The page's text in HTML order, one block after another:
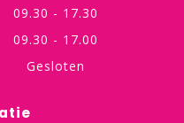
09.30 - 17.30
09.30 - 17.00
Gesloten